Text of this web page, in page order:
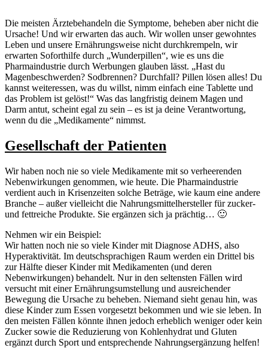
Die meisten Ärztebehandeln die Symptome, beheben aber nicht die
Ursache! Und wir erwarten das auch. Wir wollen unser gewohntes
Leben und unsere Ernährungsweise nicht durchkrempeln, wir
erwarten Soforthilfe durch „Wunderpillen“, wie es uns die
Pharmaindustrie durch Werbungen glauben lässt. „Hast du
Magenbeschwerden? Sodbrennen? Durchfall? Pillen lösen alles! Du
kannst weiteressen, was du willst, nimm einfach eine Tablette und
das Problem ist gelöst!“ Was das langfristig deinem Magen und
Darm antut, scheint egal zu sein – es ist ja deine Verantwortung,
wenn du die „Medikamente“ nimmst.
Gesellschaft der Patienten
Wir haben noch nie so viele Medikamente mit so verheerenden
Nebenwirkungen genommen, wie heute. Die Pharmaindustrie
verdient auch in Krisenzeiten solche Beträge, wie kaum eine andere
Branche – außer vielleicht die Nahrungsmittelhersteller für zucker-
und fettreiche Produkte. Sie ergänzen sich ja prächtig… 🙂
Nehmen wir ein Beispiel:
Wir hatten noch nie so viele Kinder mit Diagnose ADHS, also
Hyperaktivität. Im deutschsprachigen Raum werden ein Drittel bis
zur Hälfte dieser Kinder mit Medikamenten (und deren
Nebenwirkungen) behandelt. Nur in den seltensten Fällen wird
versucht mit einer Ernährungsumstellung und ausreichender
Bewegung die Ursache zu beheben. Niemand sieht genau hin, was
diese Kinder zum Essen vorgesetzt bekommen und wie sie leben. In
den meisten Fällen könnte ihnen jedoch erheblich weniger oder kein
Zucker sowie die Reduzierung von Kohlenhydrat und Gluten
ergänzt durch Sport und entsprechende Nahrungsergänzung helfen!